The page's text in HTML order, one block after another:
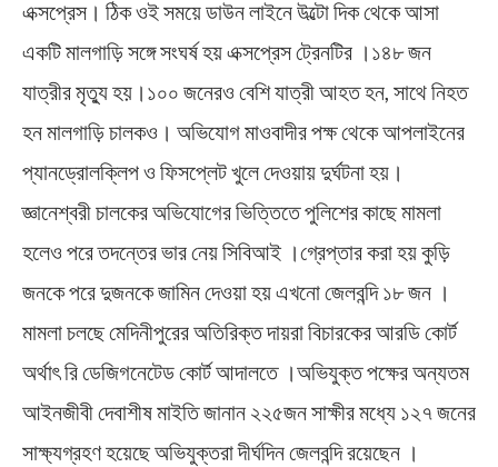
এক্সপ্রেস। ঠিক ওই সময়ে ডাউন লাইনে উল্টো দিক থেকে আসা
একটি মালগাড়ি সঙ্গে সংঘর্ষ হয় এক্সপ্রেস ট্রেনটির ।১৪৮ জন
যাত্রীর মৃত্যু হয়।১০০ জনেরও বেশি যাত্রী আহত হন, সাথে নিহত
হন মালগাড়ি চালকও। অভিযোগ মাওবাদীর পক্ষ থেকে আপলাইনের
প্যানড্রোলক্লিপ ও ফিসপ্লেট খুলে দ‌েওয়ায় দুর্ঘটনা হয়।
জ্ঞানেশ্বরী চালকের অভিযোগের ভিত্তিতে পুলিশের কাছে মামলা
হলেও পরে তদন্তের ভার নেয় সিবিআই ।গ্রেপ্তার করা হয় কুড়ি
জনকে পরে দুজনকে জামিন দেওয়া হয় এখনো জেলবন্দি ১৮ জন ।
মামলা চলছে মেদিনীপুরের অতিরিক্ত দায়রা বিচারকের আরডি কোর্ট
অর্থাৎ রি ডেজিগনেটেড কোর্ট আদালতে ।অভিযুক্ত পক্ষের অন্যতম
আইনজীবী দেবাশীষ মাইতি জানান ২২৫জন সাক্ষীর মধ্যে ১২৭ জনের
সাক্ষ্যগ্রহণ হয়েছে অভিযুক্তরা দীর্ঘদিন জেলবন্দি রয়েছেন ।